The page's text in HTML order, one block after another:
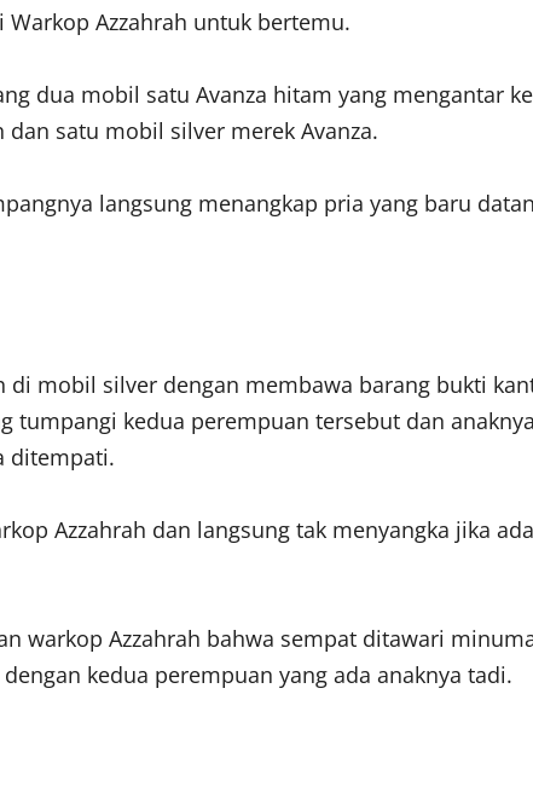
Azzahrah untuk bertemu.
dua mobil satu Avanza hitam yang mengantar
satu mobil silver merek Avanza.
langsung menangkap pria yang baru
di mobil silver dengan membawa barang bukti
tumpangi kedua perempuan tersebut dan
ditempati.
Azzahrah dan langsung tak menyangka jika
warkop Azzahrah bahwa sempat ditawari
kedua perempuan yang ada anaknya tadi.